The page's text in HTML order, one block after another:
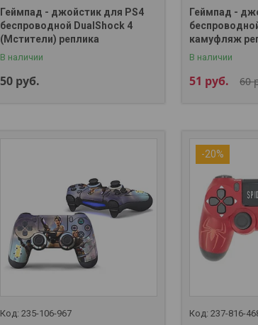
Геймпад - джойстик для PS4
беспроводной DualShock 4
(Мстители) реплика
В наличии
50 руб.
Геймпад -
камуфляж
В наличии
60
51 руб.
235-106-967
-20%
237-816-